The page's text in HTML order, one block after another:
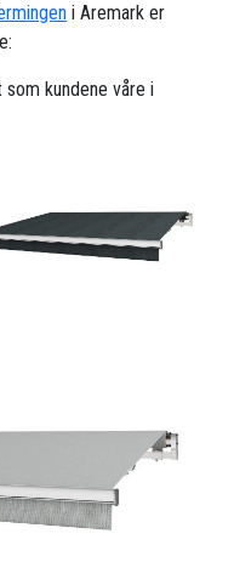
i Aremark er
som kundene våre i